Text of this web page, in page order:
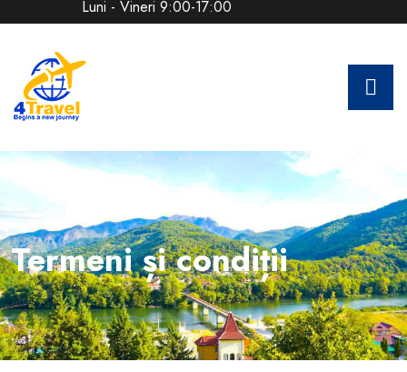
Luni - Vineri 9:00-17:00
Termeni și condiții